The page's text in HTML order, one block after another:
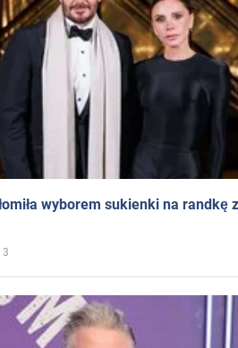
wyborem sukienki na randkę
3